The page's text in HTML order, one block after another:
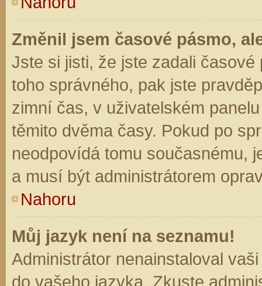
Změnil jsem časové pásmo,
Jste si jisti, že jste zadali
toho správného, pak jste
zimní čas, v uživatelském
těmito dvěma časy. Pokud po
neodpovídá tomu současnému,
a musí být administrátorem
Nahoru
Můj jazyk není na seznamu!
Administrátor nenainstaloval
do vašeho jazyka. Zkuste